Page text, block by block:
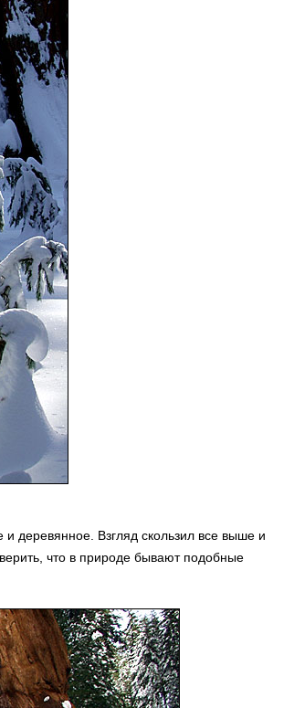
деревянное. Взгляд скользил все выше и
что в природе бывают подобные